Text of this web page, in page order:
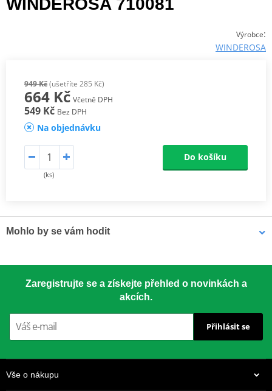
WINDEROSA 710081
Výrobce:
WINDEROSA
949 Kč(ušetříte 285 Kč)
664 Kč Včetně DPH
549 Kč Bez DPH
Na objednávku
(ks)
Do košíku
Mohlo by se vám hodit
Zaregistrujte se a získejte přehled o novinkách a
akcích.
Přihlásit se
Vše o nákupu